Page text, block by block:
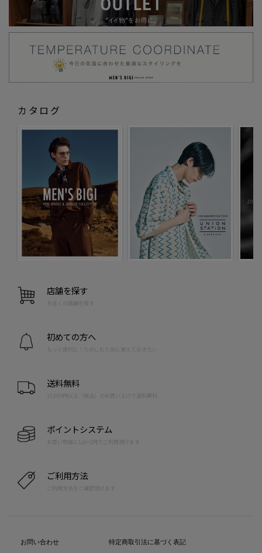
カタログ
店舗を探す
お近くの店舗を探す
初めての方へ
もっと便利に！たのしむために覚えておきたい
送料無料
10,000円以上（税込）のお買い上げで送料無料
ポイントシステム
お買い物毎に1pt=1円でご利用頂けます
ご利用方法
ご利用方法をご確認頂けます
お問い合わせ
特定商取引法に基づく表記